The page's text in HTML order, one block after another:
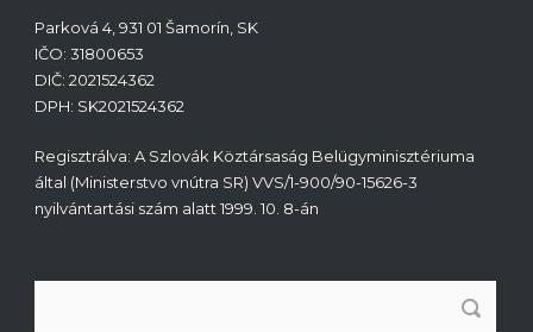
Parková 4, 931 01 Šamorín, SK
IČO: 31800653
DIČ: 2021524362
DPH: SK2021524362
Regisztrálva: A Szlovák Köztársaság Belügyminisztériuma
által (Ministerstvo vnútra SR) VVS/1-900/90-15626-3
nyilvántartási szám alatt 1999. 10. 8-án